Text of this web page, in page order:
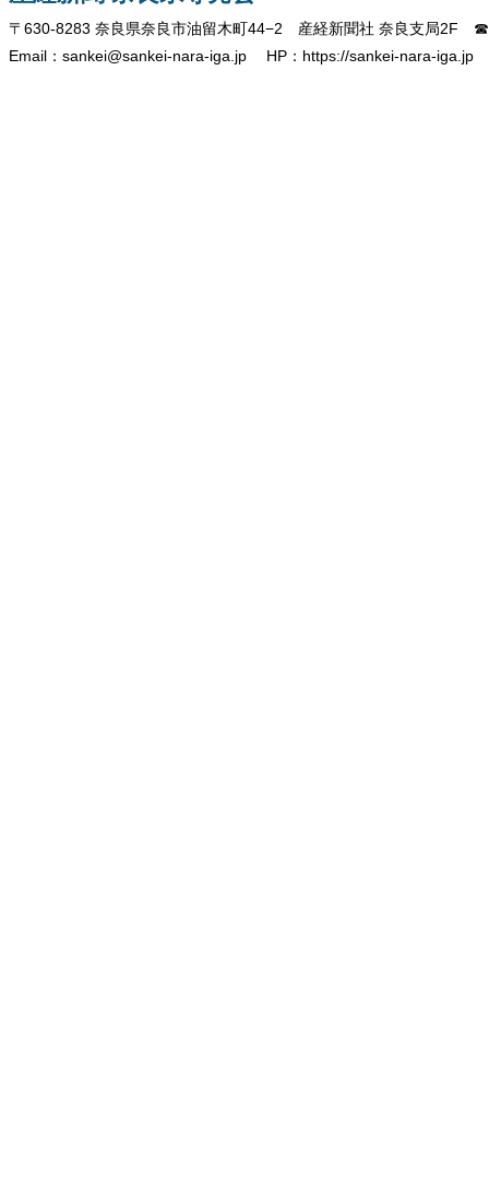
〒630-8283 奈良県奈良市油留木町44−2 産経新聞社 奈良支局2F
Email：sankei@sankei-nara-iga.jp HP：https://sankei-nara-iga.jp